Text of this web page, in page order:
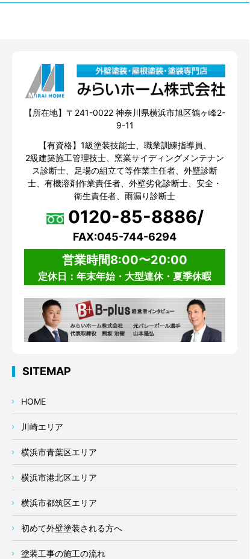
【所在地】〒241-0022 神奈川県横浜市旭区鶴ヶ峰2-
9-11
【有資格】1級塗装技能士、職業訓練指導員、
2級建築施工管理技士、窯業サイディングメンテナン
ス診断士、足場の組立て等作業主任者、外壁診断
士、有機溶剤作業責任者、外壁劣化診断士、安全・
衛生責任者、雨漏り診断士
0120-85-8886/
FAX:045-744-6294
営業時間8:00〜20:00
定休日：年末年始・大型連休・夏季休暇
SITEMAP
HOME
川崎エリア
横浜市青葉区エリア
横浜市港北区エリア
横浜市都筑区エリア
初めて外壁塗装される方へ
塗装工事の施工の流れ